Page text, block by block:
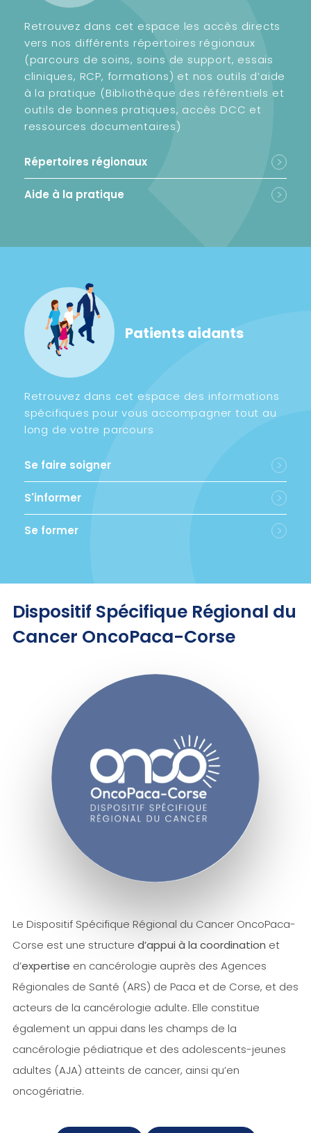
Retrouvez dans cet espace les accès directs
vers nos différents répertoires régionaux
(parcours de soins, soins de support, essais
cliniques, RCP, formations) et nos outils d’aide
à la pratique (Bibliothèque des référentiels et
outils de bonnes pratiques, accès DCC et
ressources documentaires)
Répertoires régionaux
Aide à la pratique
Patients aidants
Retrouvez dans cet espace des informations
spécifiques pour vous accompagner tout au
long de votre parcours
Se faire soigner
S'informer
Se former
Dispositif Spécifique Régional du
Cancer OncoPaca-Corse
Le Dispositif Spécifique Régional du Cancer OncoPaca-
Corse est une structure d’appui à la coordination et
d’expertise en cancérologie auprès des Agences
Régionales de Santé (ARS) de Paca et de Corse, et des
acteurs de la cancérologie adulte. Elle constitue
également un appui dans les champs de la
cancérologie pédiatrique et des adolescents-jeunes
adultes (AJA) atteints de cancer, ainsi qu’en
oncogériatrie.